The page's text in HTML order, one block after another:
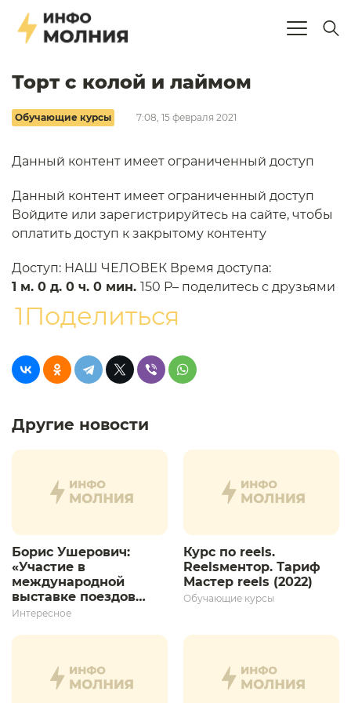
Торт с колой и лаймом
Обучающие курсы 7:08, 15 февраля 2021
Данный контент имеет ограниченный доступ
Данный контент имеет ограниченный доступ
Войдите или зарегистрируйтесь на сайте, чтобы
оплатить доступ к закрытому контенту
Доступ: НАШ ЧЕЛОВЕК Время доступа:
1 м. 0 д. 0 ч. 0 мин. 150 P– поделитесь с друзьями
1Поделиться
Другие новости
Борис Ушерович:
«Участие в
международной
выставке поездов
дает толчок для
развития»
Интересное
Курс по reels.
Reelsментор. Тариф
Мастер reels (2022)
Обучающие курсы